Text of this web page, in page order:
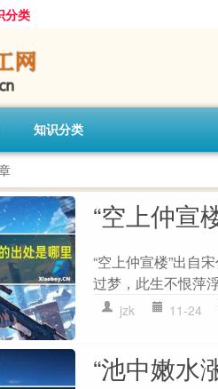
分类
知识分类
“空上仲宣
“空上仲宣楼”出自
过梦，此生不恨萍
jzk 11-24
“池中嫩水